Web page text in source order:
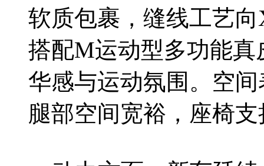
软质包裹，缝线工艺
搭配M运动型多功能
华感与运动氛围。空
腿部空间宽裕，座椅